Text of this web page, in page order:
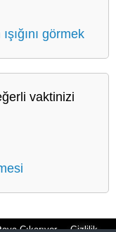
görmek
vaktinizi
Çıkarıyor Gizlilik